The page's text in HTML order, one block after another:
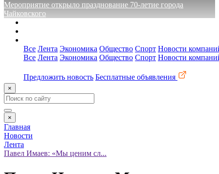
Мероприятие открыло празднование 70-летие города
Чайковского
Все Лента Экономика Общество Спорт Новости
Все Лента Экономика Общество Спорт Новости
Предложить новость Бесплатные объявления
×
×
Главная
Новости
Лента
Павел Имаев: «Мы ценим сл...